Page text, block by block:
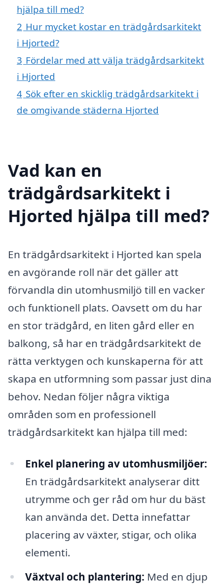
hjälpa till med?
2 Hur mycket kostar en trädgårdsarkitekt
i Hjorted?
3 Fördelar med att välja trädgårdsarkitekt
i Hjorted
4 Sök efter en skicklig trädgårdsarkitekt i
de omgivande städerna Hjorted
Vad kan en
trädgårdsarkitekt i
Hjorted hjälpa till med?
En trädgårdsarkitekt i Hjorted kan spela
en avgörande roll när det gäller att
förvandla din utomhusmiljö till en vacker
och funktionell plats. Oavsett om du har
en stor trädgård, en liten gård eller en
balkong, så har en trädgårdsarkitekt de
rätta verktygen och kunskaperna för att
skapa en utformning som passar just dina
behov. Nedan följer några viktiga
områden som en professionell
trädgårdsarkitekt kan hjälpa till med:
Enkel planering av utomhusmiljöer:
En trädgårdsarkitekt analyserar ditt
utrymme och ger råd om hur du bäst
kan använda det. Detta innefattar
placering av växter, stigar, och olika
elementi.
Växtval och plantering: Med en djup